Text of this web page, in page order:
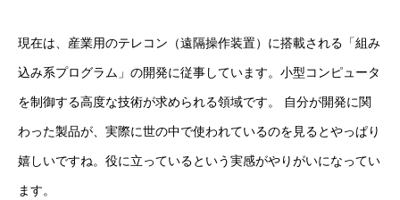
現在は、産業用のテレコン（遠隔操作装置）に搭載される「組み
込み系プログラム」の開発に従事しています。小型コンピュータ
を制御する高度な技術が求められる領域です。 自分が開発に関
わった製品が、実際に世の中で使われているのを見るとやっぱり
嬉しいですね。役に立っているという実感がやりがいになってい
ます。